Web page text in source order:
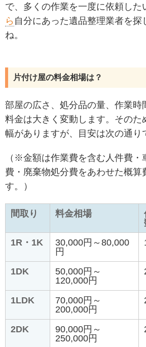
で、多くの作業を一度に依頼した
ら 自分にあった遺品整理業者を探
ね。
片付け屋の料金相場は？
部屋の広さ、処分品の量、作業時
料金は大きく変動します。そのた
幅がありますが、目安は次の通り
（※金額は作業費を含む人件費・
費・廃棄物処分費をあわせた概算
す。）
間取り 料金相場
1R・1K
30,000円～80,000
円
1DK
50,000円～
120,000円
1LDK
70,000円～
200,000円
2DK
90,000円～
250,000円